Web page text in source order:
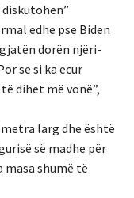
edhe pse Biden
dorën njëri-
se si ka ecur
dihet më vonë”,
larg dhe është
së madhe për
shumë të